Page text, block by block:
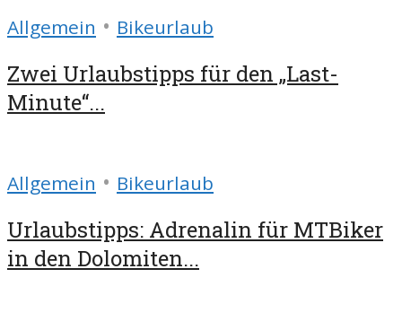
Allgemein • Bikeurlaub
Zwei Urlaubstipps für den „Last-
Minute“...
Allgemein • Bikeurlaub
Urlaubstipps: Adrenalin für MTBiker
in den Dolomiten...